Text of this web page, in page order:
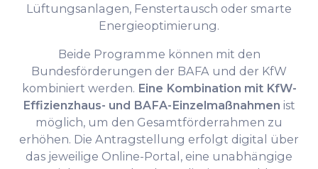
Lüftungsanlagen, Fenstertausch oder smarte
Energieoptimierung.
Beide Programme können mit den
Bundesförderungen der BAFA und der KfW
kombiniert werden. Eine Kombination mit KfW-
Effizienzhaus- und BAFA-Einzelmaßnahmen ist
möglich, um den Gesamtförderrahmen zu
erhöhen. Die Antragstellung erfolgt digital über
das jeweilige Online-Portal, eine unabhängige